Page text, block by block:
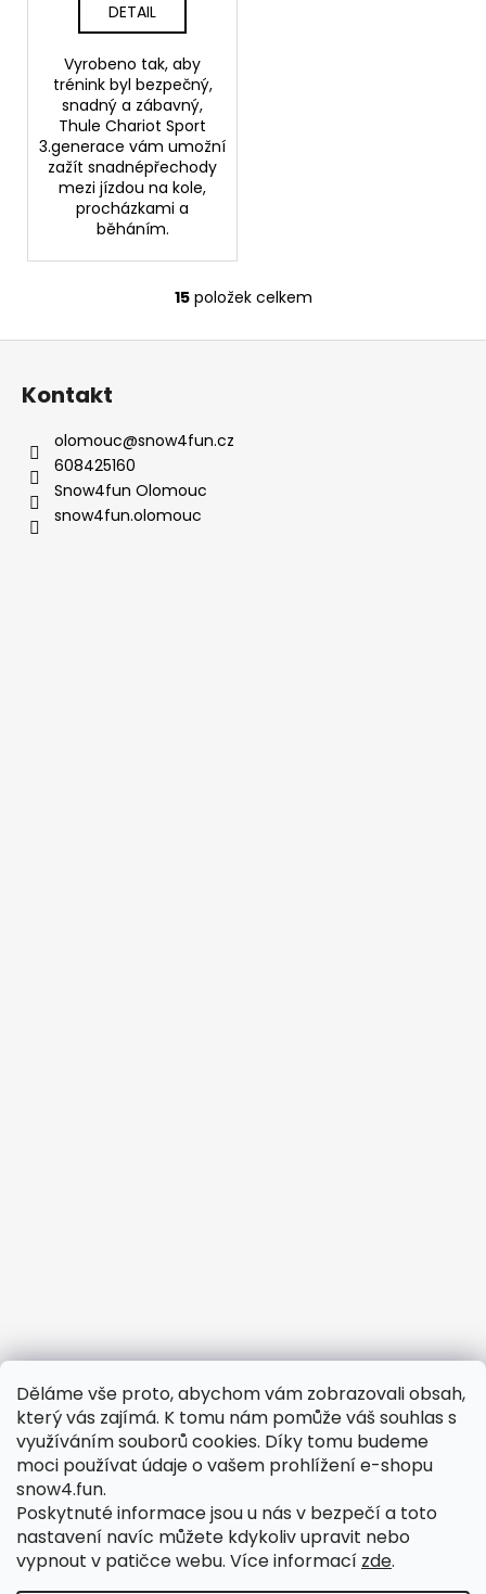
Děláme vše proto, abychom vám zobrazovali obsah,
který vás zajímá. K tomu nám pomůže váš souhlas s
využíváním souborů cookies. Díky tomu budeme
moci používat údaje o vašem prohlížení e-shopu
snow4.fun.
Poskytnuté informace jsou u nás v bezpečí a toto
nastavení navíc můžete kdykoliv upravit nebo
vypnout v patičce webu. Více informací zde.
DETAIL
Vyrobeno tak, aby
trénink byl bezpečný,
snadný a zábavný,
Thule Chariot Sport
3.generace vám umožní
zažít snadnépřechody
mezi jízdou na kole,
procházkami a
běháním.
O
v
15položek celkem
Kontakt
olomouc@snow4fun.cz
608425160
Snow4fun Olomouc
snow4fun.olomouc
Potřebujete vyřešit reklamaci?
Obchodní podmínky
Odstoupení od smlouvy
Podmínky ochrany osobních údajů
Reklamační formulář
Reklamační řád